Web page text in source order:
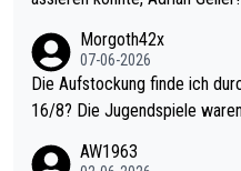
Morgoth42x
07-06-2026
Die Aufstockung finde ich
16/8? Die Jugendspiele waren letztes Jahr durchaus sehr kurz
Allerdings ist Mitchell Lawrie als Nummer 1 der Welt eh qualifi
AW1963